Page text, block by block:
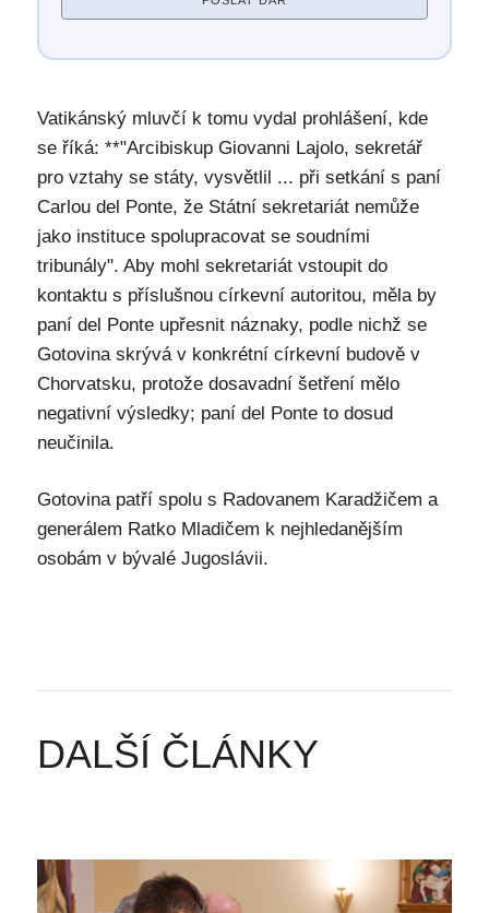
Vatikánský mluvčí k tomu vydal prohlášení, kde
se říká: **"Arcibiskup Giovanni Lajolo, sekretář
pro vztahy se státy, vysvětlil ... při setkání s paní
Carlou del Ponte, že Státní sekretariát nemůže
jako instituce spolupracovat se soudními
tribunály". Aby mohl sekretariát vstoupit do
kontaktu s příslušnou církevní autoritou, měla by
paní del Ponte upřesnit náznaky, podle nichž se
Gotovina skrývá v konkrétní církevní budově v
Chorvatsku, protože dosavadní šetření mělo
negativní výsledky; paní del Ponte to dosud
neučinila.
Gotovina patří spolu s Radovanem Karadžičem a
generálem Ratko Mladičem k nejhledanějším
osobám v bývalé Jugoslávii.
DALŠÍ ČLÁNKY